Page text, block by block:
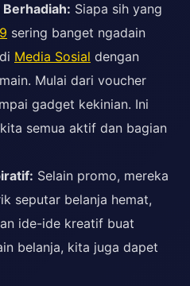
Siapa sih yang
sering banget ngadain
Media Sosial dengan
Mulai dari voucher
gadget kekinian. Ini
semua aktif dan bagian
Selain promo, mereka
seputar belanja hemat,
ide-ide kreatif buat
belanja, kita juga dapet